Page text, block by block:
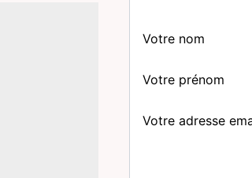
Votre nom
Votre prénom
Votre adresse